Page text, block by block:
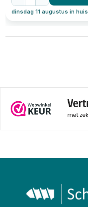
dinsdag 11 augustus in huis